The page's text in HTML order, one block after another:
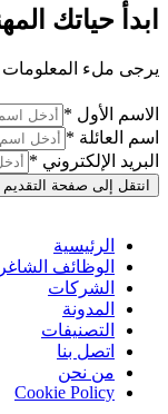
ابدأ حياتك
يرجى ملء
الاسم الأول *
اسم العائلة *
البريد الإلكتروني *
انتقل إلى صفحة
الرئيسية
الوظائف
الشركات
المدونة
التصنيفات
اتصل بنا
من نحن
Cookie Policy